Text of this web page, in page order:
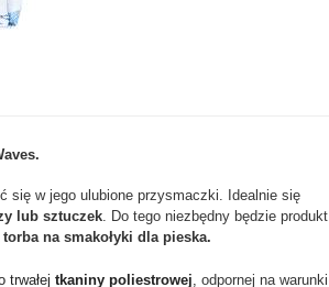
się w jego ulubione przysmaczki. Idealnie się
lub sztuczek. Do tego niezbędny będzie produkt
torba na smakołyki dla pieska.
trwałejtkaniny poliestrowej,odpornej na warunki